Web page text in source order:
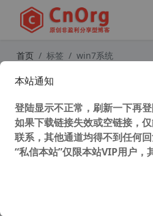
首页 标签 win7系统
终级解决
本站通知
登陆显示不正常，刷新一下再
如果下载链接失效或空链接，
联系，其他通道均得不到任何
“私信本站”仅限本站VIP用户，